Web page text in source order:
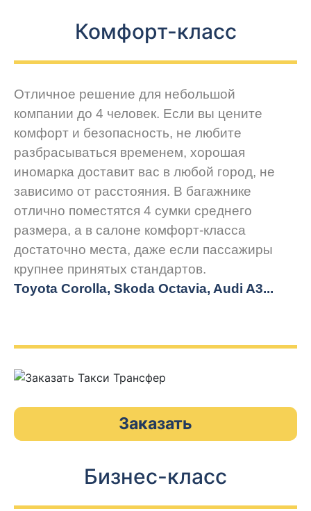
Комфорт-класс
Отличное решение для небольшой
компании до 4 человек. Если вы цените
комфорт и безопасность, не любите
разбрасываться временем, хорошая
иномарка доставит вас в любой город, не
зависимо от расстояния. В багажнике
отлично поместятся 4 сумки среднего
размера, а в салоне комфорт-класса
достаточно места, даже если пассажиры
крупнее принятых стандартов.
Toyota Corolla, Skoda Octavia, Audi A3...
Заказать
Бизнес-класс